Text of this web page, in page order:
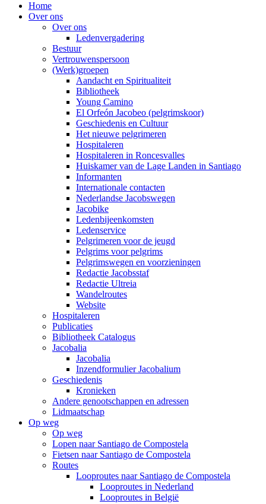
Home
Over ons
Over ons
Ledenvergadering
Bestuur
Vertrouwenspersoon
(Werk)groepen
Aandacht en Spiritualiteit
Bibliotheek
Young Camino
El Orfeón Jacobeo (pelgrimskoor)
Geschiedenis en Cultuur
Het nieuwe pelgrimeren
Hospitaleren
Hospitaleren in Roncesvalles
Huiskamer van de Lage Landen in Santiago
Informanten
Internationale contacten
Nederlandse Jacobswegen
Jacobike
Ledenbijeenkomsten
Ledenservice
Pelgrimeren voor de jeugd
Pelgrims voor pelgrims
Pelgrimswegen en voorzieningen
Redactie Jacobsstaf
Redactie Ultreia
Wandelroutes
Website
Hospitaleren
Publicaties
Bibliotheek Catalogus
Jacobalia
Jacobalia
Inzendformulier Jacobalium
Geschiedenis
Kronieken
Andere genootschappen en adressen
Lidmaatschap
Op weg
Op weg
Lopen naar Santiago de Compostela
Fietsen naar Santiago de Compostela
Routes
Looproutes naar Santiago de Compostela
Looproutes in Nederland
Looproutes in België